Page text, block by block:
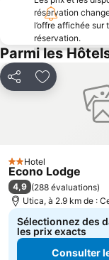
réservation
l’offre affichée
réservation.
Parmi les
PartagerAjouter à
2 Étoiles
Hotel
Econo Lodge
4,9 (288 évaluations)
Utica, à 2.9 km de :
Sélectionnez des
les prix exacts
Consulter